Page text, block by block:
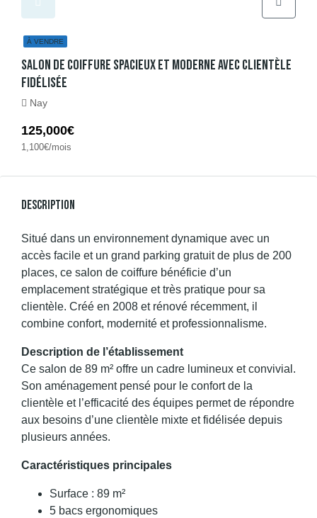
À VENDRE
Salon De Coiffure Spacieux Et Moderne Avec Clientèle
Fidélisée
Nay
125,000€
1,100€/mois
Description
Situé dans un environnement dynamique avec un
accès facile et un grand parking gratuit de plus de 200
places, ce salon de coiffure bénéficie d’un
emplacement stratégique et très pratique pour sa
clientèle. Créé en 2008 et rénové récemment, il
combine confort, modernité et professionnalisme.
Description de l’établissement
Ce salon de 89 m² offre un cadre lumineux et convivial.
Son aménagement pensé pour le confort de la
clientèle et l’efficacité des équipes permet de répondre
aux besoins d’une clientèle mixte et fidélisée depuis
plusieurs années.
Caractéristiques principales
Surface : 89 m²
5 bacs ergonomiques